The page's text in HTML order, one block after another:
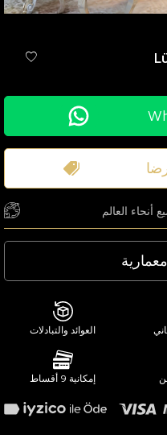
أنحاء العالم
العوائد والتبادلات
إمكانية 9 أقساط